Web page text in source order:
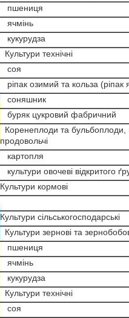
пшениця
ячмінь
кукурудза
Культури технічні
соя
ріпак озимий та кольза (ріпак
соняшник
буряк цукровий фабричний
Коренеплоди та бульбоплоди,
продовольчі
картопля
культури овочеві відкритого
Культури кормові
Культури сільськогосподарські
Культури зернові та
пшениця
ячмінь
кукурудза
Культури технічні
соя